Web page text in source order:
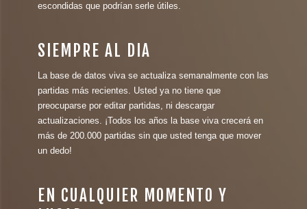
escondidas que podrían serle útiles.
SIEMPRE AL DIA
La base de datos viva se actualiza semanalmente con las
partidas más recientes. Usted ya no tiene que
preocuparse por editar partidas, ni descargar
actualizaciones. ¡Todos los años la base viva crecerá en
más de 200.000 partidas sin que usted tenga que mover
un dedo!
EN CUALQUIER MOMENTO Y